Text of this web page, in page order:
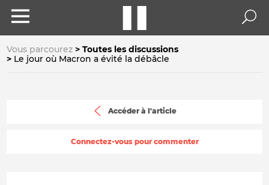
Vous parcourez
Toutes les discussions
Le jour où Macron a évité la débâcle
Accéder à l'article
Connectez-vous pour commenter